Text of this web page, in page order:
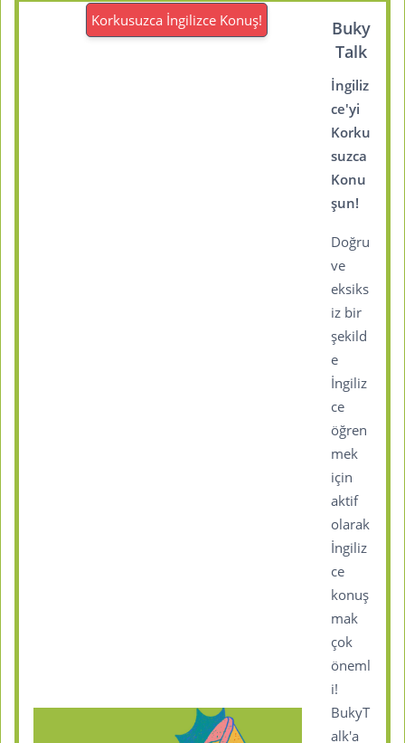
Korkusuzca İngilizce Konuş!
Buky
Talk
İngiliz
ce'yi
Korku
suzca
Konu
şun!
Doğru
ve
eksiks
iz bir
şekild
e
İngiliz
ce
öğren
mek
için
aktif
olarak
İngiliz
ce
konuş
mak
çok
öneml
i!
BukyT
alk'a